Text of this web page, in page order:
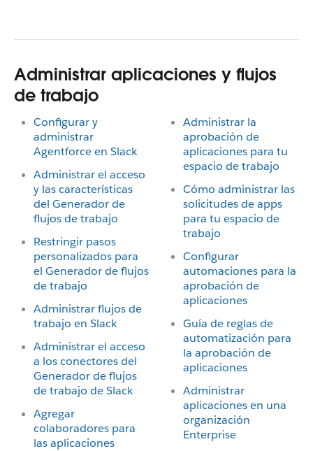
Administrar aplicaciones y flujos
de trabajo
Configurar y
administrar
Agentforce en Slack
Administrar el acceso
y las características
del Generador de
flujos de trabajo
Restringir pasos
personalizados para
el Generador de flujos
de trabajo
Administrar flujos de
trabajo en Slack
Administrar el acceso
a los conectores del
Generador de flujos
de trabajo de Slack
Agregar
colaboradores para
las aplicaciones
Administrar la
aprobación de
aplicaciones para tu
espacio de trabajo
Cómo administrar las
solicitudes de apps
para tu espacio de
trabajo
Configurar
automaciones para la
aprobación de
aplicaciones
Guía de reglas de
automatización para
la aprobación de
aplicaciones
Administrar
aplicaciones en una
organización
Enterprise